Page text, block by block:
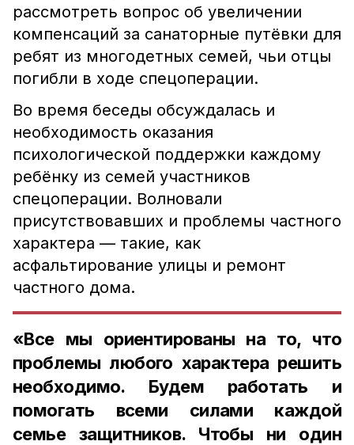
рассмотреть вопрос об увеличении
компенсаций за санаторные путёвки для
ребят из многодетных семей, чьи отцы
погибли в ходе спецоперации.
Во время беседы обсуждалась и
необходимость оказания
психологической поддержки каждому
ребёнку из семей участников
спецоперации. Волновали
присутствовавших и проблемы частного
характера — такие, как
асфальтирование улицы и ремонт
частного дома.
«Все мы ориентированы на то, что
проблемы любого характера решить
необходимо. Будем работать и
помогать всеми силами каждой
семье защитников. Чтобы ни один